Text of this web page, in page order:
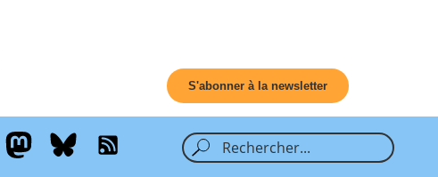
S'abonner à la newsletter